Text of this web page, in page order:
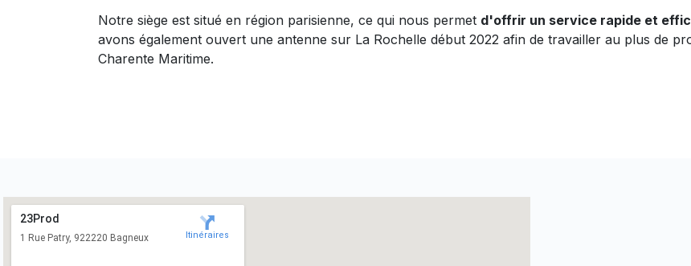
Notre siège est situé en région parisienne, ce qui nous permet d'offrir un service rapide et
avons également ouvert une antenne sur La Rochelle début 2022 afin de travailler au plus de
Charente Maritime.
23Prod
1 Rue Patry, 922220 Bagneux Itinéraires